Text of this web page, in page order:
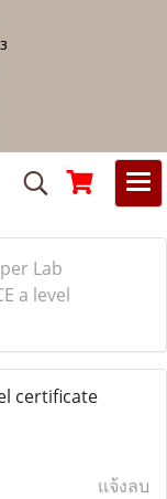
Lab
a level
certificate
แจ้งลบ